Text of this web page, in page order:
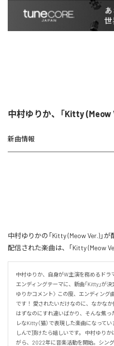
中村ゆりか、「Kitty (Meow
新曲情報
中村ゆりかの「Kitty (Meow Ver.)」
配信された楽曲は、「Kitty (Meow
中村ゆりか、自身がW主演を務めるドラ
エンディングテーマに、新曲「Kitty」が
ゆりかコメント〉 この度、エンディング
です！ 愛されたいだけなのに、なかな
はずなのにすれ違いばかり、そんな焦
レなKitty（猫）で表現した楽曲になって
しんで頂けたら嬉しいです。 中村ゆり
がら、2022年に音楽活動を開始。シング